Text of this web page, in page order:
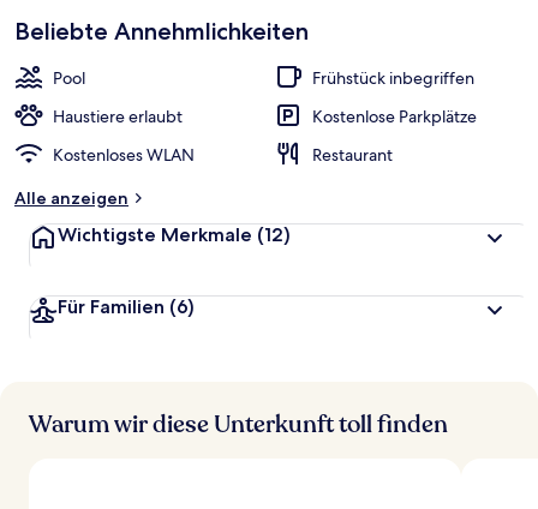
Beliebte Annehmlichkeiten
Pool
Frühstück inbegriffen
Haustiere erlaubt
Kostenlose Parkplätze
Kostenloses WLAN
Restaurant
Alle anzeigen
Wichtigste Merkmale (12)
Für Familien (6)
Warum wir diese Unterkunft toll finden